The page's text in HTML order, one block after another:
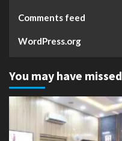
Comments feed
WordPress.org
You may have missed